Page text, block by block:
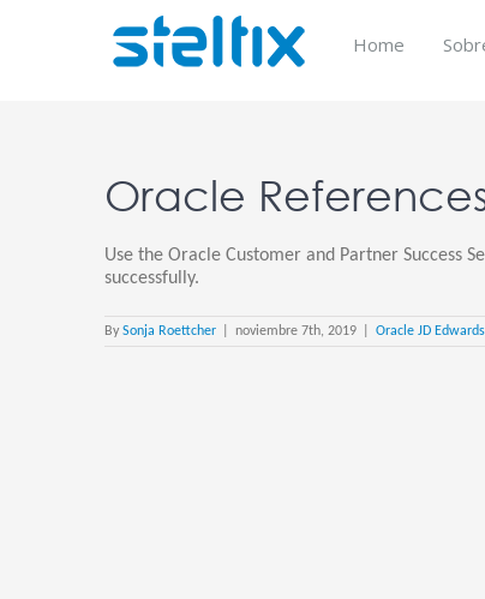
Home
Oracle
Use the Oracle Customer and Partner Success
successfully.
By Sonja Roettcher noviembre 7th, 2019 Oracle JD